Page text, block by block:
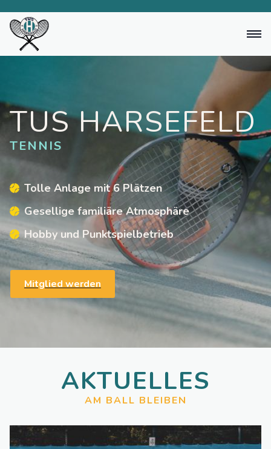
Mitglied werden
Termine
Mannschaften
Platzbelegung
TUS HARSEFELD
TENNIS
Tolle Anlage mit 6 Plätzen
Gesellige familiäre Atmosphäre
Hobby und Punktspielbetrieb
Mitglied werden
AKTUELLES
AM BALL BLEIBEN